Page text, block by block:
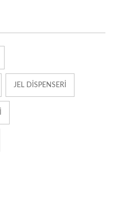
JEL DISPENSERI